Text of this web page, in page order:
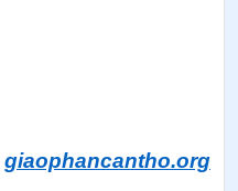
giaophancantho.org